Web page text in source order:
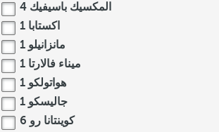
المكسيك باسيفيك 4
اكستابا 1
مانزانيلو 1
ميناء فالارتا 1
هواتولكو 1
جاليسكو 1
كوينتانا رو 6